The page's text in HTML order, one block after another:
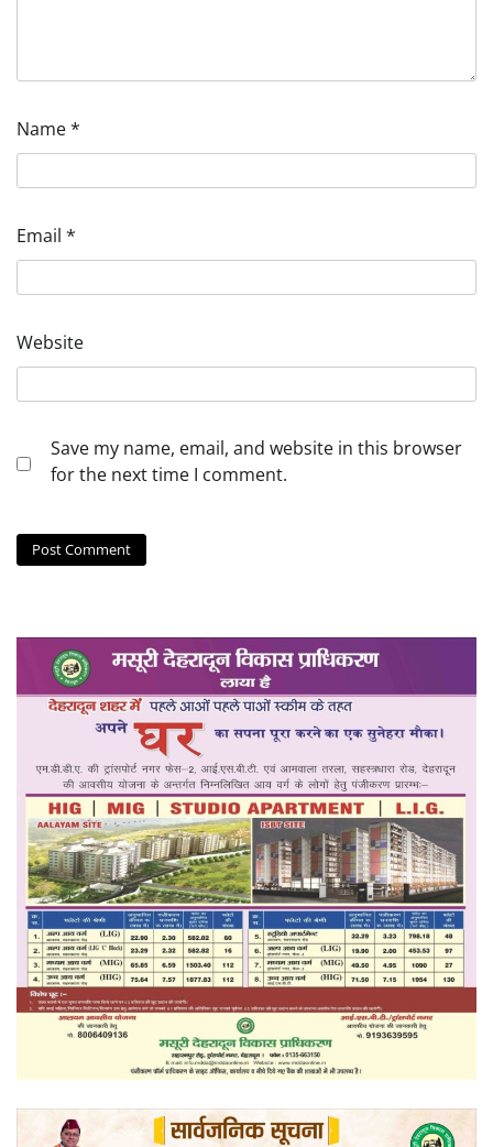
Name*
Email *
Website
Save my name, email, and website in this browser
for the next time I comment.